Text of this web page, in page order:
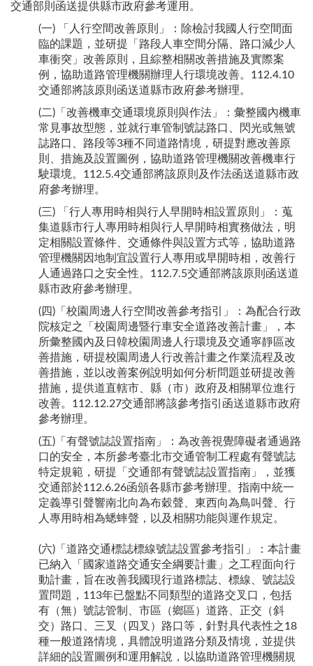
交通部則函送提供縣市政府參考運用。
(一) 「人行空間改善原則」：除檢討我國人行空間面
臨的課題，並研提「路段人車空間分隔、路口減少人
車衝突」改善原則，且綜整相關改善措施及實際案
例，協助道路管理機關辦理人行環境改善。112.4.10
交通部將該原則函送道縣市政府參考辦理。
(二)「改善機車交通環境原則與作法」：彙整國內機車
常見事故型態，並就行車管制號誌路口、閃光或無號
誌路口、路段等3種不同道路情境，研提對應改善原
則、措施及設置圖例，協助道路管理機關改善機車行
駛環境。112.5.4交通部將該原則及作法函送道縣市政
府參考辦理。
(三) 「行人專用時相與行人早開時相設置原則」：蒐
集道縣市行人專用時相與行人早開時相實務做法，明
定相關設置條件、交通條件與設置方式等，協助道路
管理機關因地制宜設置行人專用或早開時相，改善行
人通過路口之安全性。112.7.5交通部將該原則函送道
縣市政府參考辦理。
(四)「校園周邊人行空間改善參考指引」：為配合行政
院核定之「校園周邊暨行車安全道路改善計畫」，本
所彙整國內及日韓校園周邊人行環境及交通寧靜區改
善措施，研提校園周邊人行改善計畫之作業流程及改
善措施，並以改善案例說明如何分析問題並研提改善
措施，提供道直轄市、縣（市）政府及相關單位進行
改善。112.12.27交通部將該參考指引函送道縣市政府
參考辦理。
(五)「有聲號誌設置指南」：為改善視覺障礙者通過路
口的安全，本所參考臺北市交通管制工程處有聲號誌
特定規範，研提「交通部有聲號誌設置指南」，並獲
交通部於112.6.26函頒各縣市參考辦理。指南中統一
定義導引聲響南北向為布穀聲、東西向為鳥叫聲、行
人專用時相為蟋蟀聲，以及相關功能與運作規定。
(六)「道路交通標誌標線號誌設置參考指引」：本計畫
已納入「國家道路交通安全綱要計畫」之工程面向行
動計畫，旨在改善我國現行道路標誌、標線、號誌設
置問題，113年已盤點不同類型的道路交叉口，包括
有（無）號誌管制、市區（鄉區）道路、正交（斜
交）路口、三叉（四叉）路口等，針對具代表性之18
種一般道路情境，具體說明道路分類及情境，並提供
詳細的設置圖例和運用解說，以協助道路管理機關規